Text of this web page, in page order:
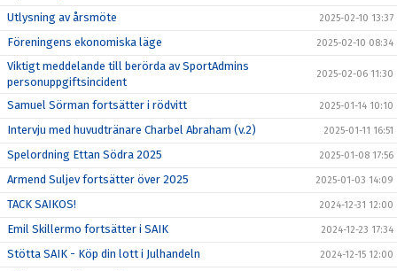
Utlysning av årsmöte 2025-02-10 13:37
Föreningens ekonomiska läge 2025-02-10 08:34
Viktigt meddelande till berörda av SportAdmins
personuppgiftsincident
2025-02-06 11:30
Samuel Sörman fortsätter i rödvitt 2025-01-14 10:10
Intervju med huvudtränare Charbel Abraham (v.2) 2025-01-11 16:51
Spelordning Ettan Södra 2025 2025-01-08 17:56
Armend Suljev fortsätter över 2025 2025-01-03 14:09
TACK SAIKOS! 2024-12-31 12:00
Emil Skillermo fortsätter i SAIK 2024-12-23 17:34
Stötta SAIK - Köp din lott i Julhandeln 2024-12-15 12:00